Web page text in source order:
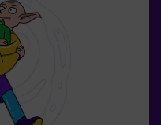
con luces led.
físicos en equipo